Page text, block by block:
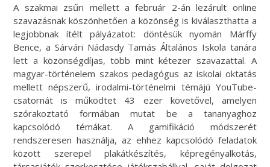
A szakmai zsűri mellett a február 2-án lezárult online
szavazásnak köszönhetően a közönség is kiválaszthatta a
legjobbnak ítélt pályázatot: döntésük nyomán Márffy
Bence, a Sárvári Nádasdy Tamás Általános Iskola tanára
lett a közönségdíjas, több mint kétezer szavazattal. A
magyar-történelem szakos pedagógus az iskolai oktatás
mellett népszerű, irodalmi-történelmi témájú YouTube-
csatornát is működtet 43 ezer követővel, amelyen
szórakoztató formában mutat be a tananyaghoz
kapcsolódó témákat. A gamifikáció módszerét
rendszeresen használja, az ehhez kapcsolódó feladatok
között szerepel plakátkészítés, képregényalkotás,